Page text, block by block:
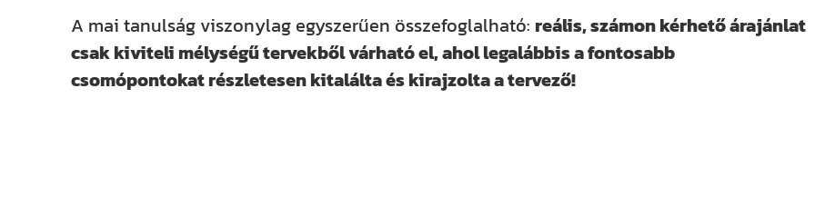
A mai tanulság viszonylag egyszerűen összefoglalható: reális, számon kérhető árajánlat
csak kiviteli mélységű tervekből várható el, ahol legalábbis a fontosabb
csomópontokat részletesen kitalálta és kirajzolta a tervező!